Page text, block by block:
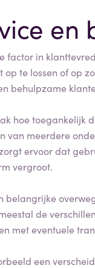
en
factor in
te lossen of op
behulpzame
hoe toegankelijk
van meerdere
ervoor dat
vergroot.
belangrijke
de
met eventuele
een